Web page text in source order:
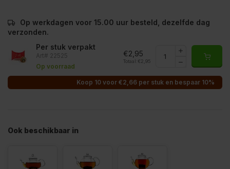
Op werkdagen voor 15.00 uur besteld, dezelfde dag
verzonden.
Per stuk verpakt
Art# 22525
Op voorraad
€2,95
Totaal: €2,95
Koop 10 voor €2,66 per stuk en bespaar 10%
Ook beschikbaar in